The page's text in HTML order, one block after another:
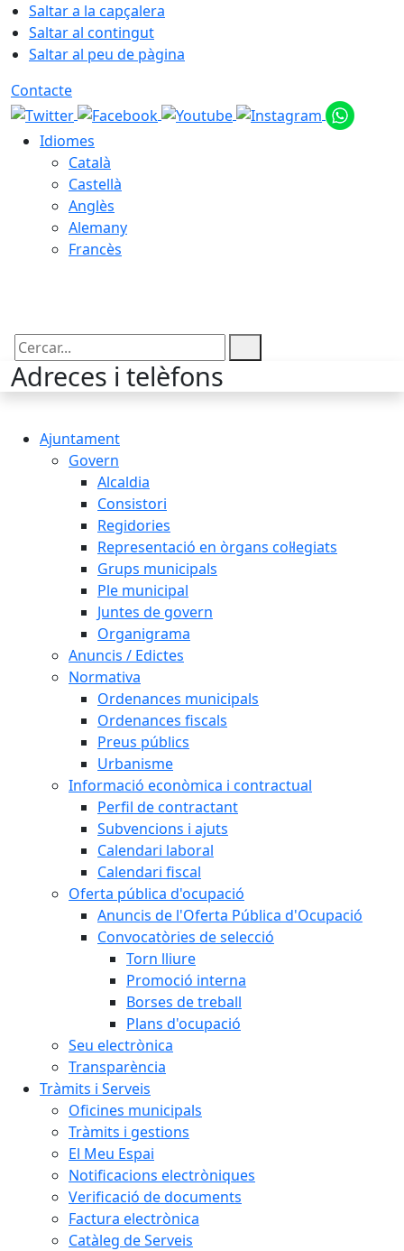
Saltar a la capçalera
Saltar al contingut
Saltar al peu de pàgina
Contacte
Idiomes
Català
Castellà
Anglès
Alemany
Francès
Cercar:
Adreces i telèfons
Ajuntament
Govern
Alcaldia
Consistori
Regidories
Representació en òrgans col·legiats
Grups municipals
Ple municipal
Juntes de govern
Organigrama
Anuncis / Edictes
Normativa
Ordenances municipals
Ordenances fiscals
Preus públics
Urbanisme
Informació econòmica i contractual
Perfil de contractant
Subvencions i ajuts
Calendari laboral
Calendari fiscal
Oferta pública d'ocupació
Anuncis de l'Oferta Pública d'Ocupació
Convocatòries de selecció
Torn lliure
Promoció interna
Borses de treball
Plans d'ocupació
Seu electrònica
Transparència
Tràmits i Serveis
Oficines municipals
Tràmits i gestions
El Meu Espai
Notificacions electròniques
Verificació de documents
Factura electrònica
Catàleg de Serveis